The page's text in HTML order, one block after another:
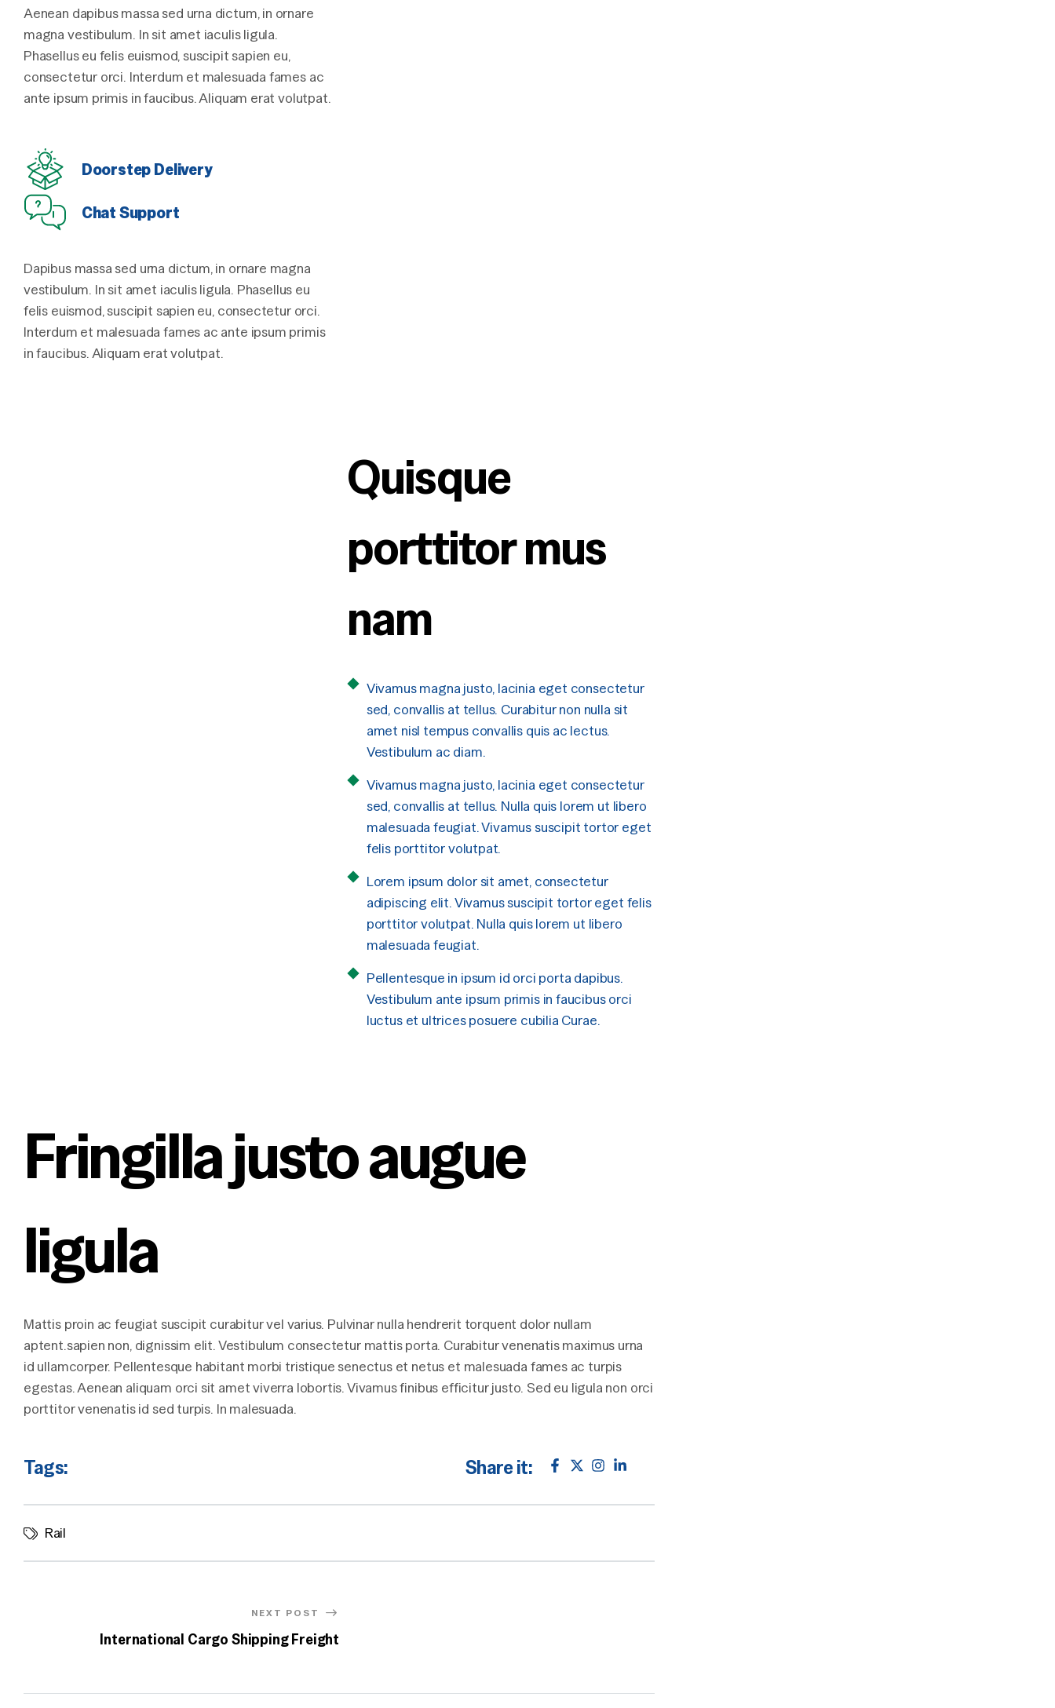
Aenean dapibus massa sed urna dictum, in ornare
magna vestibulum. In sit amet iaculis ligula.
Phasellus eu felis euismod, suscipit sapien eu,
consectetur orci. Interdum et malesuada fames ac
ante ipsum primis in faucibus. Aliquam erat volutpat.
Doorstep Delivery
Chat Support
Dapibus massa sed urna dictum, in ornare magna
vestibulum. In sit amet iaculis ligula. Phasellus eu
felis euismod, suscipit sapien eu, consectetur orci.
Interdum et malesuada fames ac ante ipsum primis
in faucibus. Aliquam erat volutpat.
Quisque
porttitor mus
nam
Vivamus magna justo, lacinia eget consectetur
sed, convallis at tellus. Curabitur non nulla sit
amet nisl tempus convallis quis ac lectus.
Vestibulum ac diam.
Vivamus magna justo, lacinia eget consectetur
sed, convallis at tellus. Nulla quis lorem ut libero
malesuada feugiat. Vivamus suscipit tortor eget
felis porttitor volutpat.
Lorem ipsum dolor sit amet, consectetur
adipiscing elit. Vivamus suscipit tortor eget felis
porttitor volutpat. Nulla quis lorem ut libero
malesuada feugiat.
Pellentesque in ipsum id orci porta dapibus.
Vestibulum ante ipsum primis in faucibus orci
luctus et ultrices posuere cubilia Curae.
Fringilla justo augue
ligula
Mattis proin ac feugiat suscipit curabitur vel varius. Pulvinar nulla hendrerit torquent dolor nullam
aptent.sapien non, dignissim elit. Vestibulum consectetur mattis porta. Curabitur venenatis maximus urna
id ullamcorper. Pellentesque habitant morbi tristique senectus et netus et malesuada fames ac turpis
egestas. Aenean aliquam orci sit amet viverra lobortis. Vivamus finibus efficitur justo. Sed eu ligula non orci
porttitor venenatis id sed turpis. In malesuada.
Tags: Share it:
Rail
NEXT POST
International Cargo Shipping Freight